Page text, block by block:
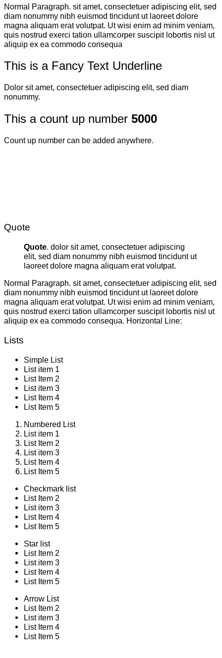
Normal Paragraph. sit amet, consectetuer adipiscing elit, sed
diam nonummy nibh euismod tincidunt ut laoreet dolore
magna aliquam erat volutpat. Ut wisi enim ad minim veniam,
quis nostrud exerci tation ullamcorper suscipit lobortis nisl ut
aliquip ex ea commodo consequa
This is aFancy Text Underline
Dolor sit amet, consectetuer adipiscing elit, sed diam
nonummy.
This a count up number 5000
Count up number can be added anywhere.
Quote
Quote. dolor sit amet, consectetuer adipiscing
elit, sed diam nonummy nibh euismod tincidunt ut
laoreet dolore magna aliquam erat volutpat.
Normal Paragraph. sit amet, consectetuer adipiscing elit, sed
diam nonummy nibh euismod tincidunt ut laoreet dolore
magna aliquam erat volutpat. Ut wisi enim ad minim veniam,
quis nostrud exerci tation ullamcorper suscipit lobortis nisl ut
aliquip ex ea commodo consequa. Horizontal Line:
Lists
Simple List
List item 1
List Item 2
List item 3
List Item 4
List Item 5
Numbered List
List item 1
List Item 2
List item 3
List Item 4
List Item 5
Checkmark list
List Item 2
List item 3
List Item 4
List Item 5
Star list
List Item 2
List item 3
List Item 4
List Item 5
Arrow List
List Item 2
List item 3
List Item 4
List Item 5